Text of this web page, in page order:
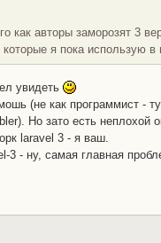
как авторы заморозят 3
я пока использую
увидеть
(не как программист -
Но зато есть неплохой
laravel 3 - я ваш.
3 - ну, самая главная